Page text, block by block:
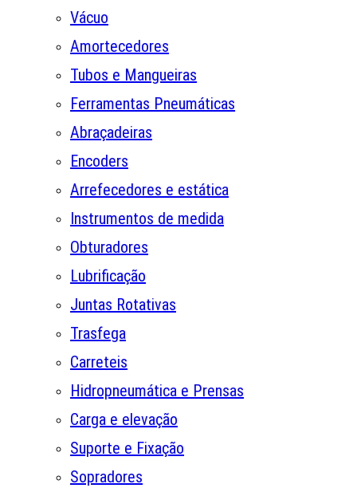
Vácuo
Amortecedores
Tubos e Mangueiras
Ferramentas Pneumáticas
Abraçadeiras
Encoders
Arrefecedores e estática
Instrumentos de medida
Obturadores
Lubrificação
Juntas Rotativas
Trasfega
Carreteis
Hidropneumática e Prensas
Carga e elevação
Suporte e Fixação
Sopradores